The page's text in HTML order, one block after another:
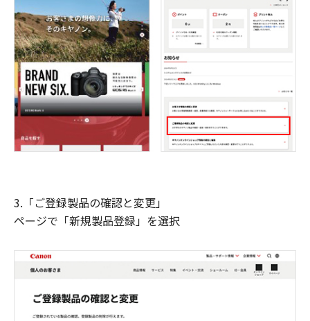
3.「ご登録製品の確認と変更」
ページで「新規製品登録」を選択